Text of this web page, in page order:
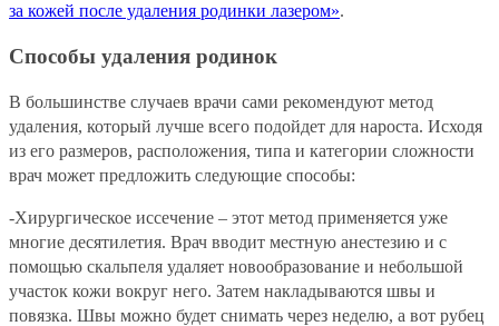
за кожей после удаления родинки лазером».
Способы удаления родинок
В большинстве случаев врачи сами рекомендуют метод
удаления, который лучше всего подойдет для нароста. Исходя
из его размеров, расположения, типа и категории сложности
врач может предложить следующие способы:
-Хирургическое иссечение – этот метод применяется уже
многие десятилетия. Врач вводит местную анестезию и с
помощью скальпеля удаляет новообразование и небольшой
участок кожи вокруг него. Затем накладываются швы и
повязка. Швы можно будет снимать через неделю, а вот рубец